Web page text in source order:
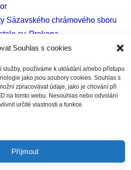
Souhlas s cookies
používáme k ukládání a/nebo přístupu
jako jsou soubory cookies. Souhlas s
zpracovávat údaje, jako je chování při
na tomto webu. Nesouhlas nebo odvolání
určité vlastnosti a funkce.
Příjmout
Sázavského chrámového sboru
sv. Prokopa
Sázavou
Stříbrné Skalice
Skalice